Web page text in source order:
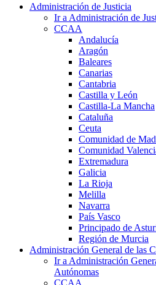
Administración de Justicia
Ir a Administración de
CCAA
Andalucía
Aragón
Baleares
Canarias
Cantabria
Castilla y León
Castilla-La Mancha
Cataluña
Ceuta
Comunidad de
Comunidad
Extremadura
Galicia
La Rioja
Melilla
Navarra
País Vasco
Principado de
Región de Murcia
Administración General de las
Ir a Administración
Autónomas
CCAA